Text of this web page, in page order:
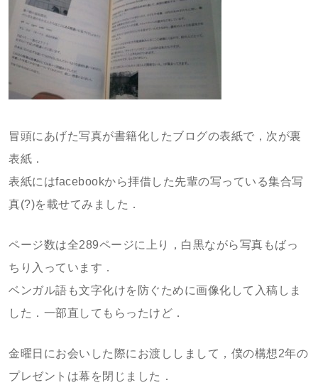
冒頭にあげた写真が書籍化したブログの表紙で，次が裏
表紙．
表紙にはfacebookから拝借した先輩の写っている集合写
真(?)を載せてみました．
ページ数は全289ページに上り，白黒ながら写真もばっ
ちり入っています．
ベンガル語も文字化けを防ぐために画像化して入稿しま
した．一部直してもらったけど．
金曜日にお会いした際にお渡ししまして，僕の構想2年の
プレゼントは幕を閉じました．